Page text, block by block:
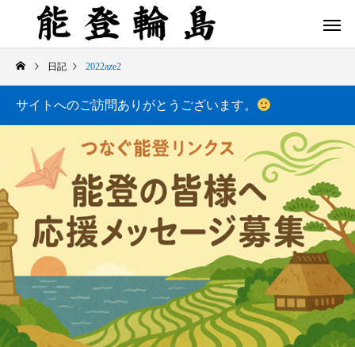
白米千枚田 あぜのきらめき（アルバム） 今日の白米千枚田
日記 2022aze2
サイトへのご訪問ありがとうございます。